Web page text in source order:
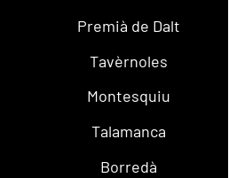
Premià de Dalt
Tavèrnoles
Montesquiu
Talamanca
Borredà